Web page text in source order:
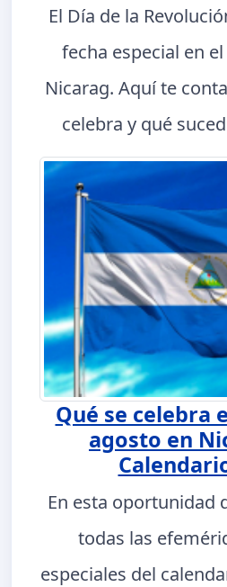
El Día de la
fecha especial en
Nicarag. Aquí te
celebra y qué
Qué se celebra
agosto en
En esta oportunidad
todas las
especiales del